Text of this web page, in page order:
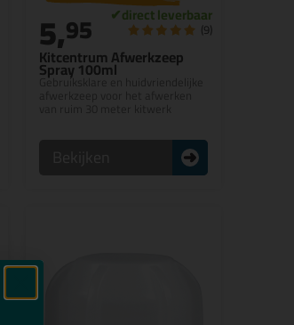
Kitcentrum Afwerkzeep
Spray 100ml
Gebruiksklare en huidvriendelijke
5,95 (9)